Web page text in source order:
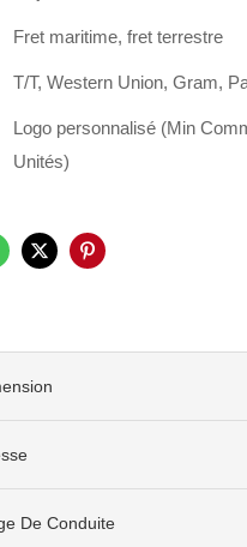
Fret maritime, fret terrestre
T/T, Western Union, Gram,
Logo personnalisé (Min
Unités)
De Conduite